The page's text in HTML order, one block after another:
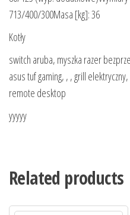
713/400/300Masa [kg]: 36
Kotły
switch aruba, myszka razer
asus tuf gaming, , , grill
remote desktop
yyyyy
Related products